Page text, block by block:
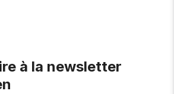
à la newsletter